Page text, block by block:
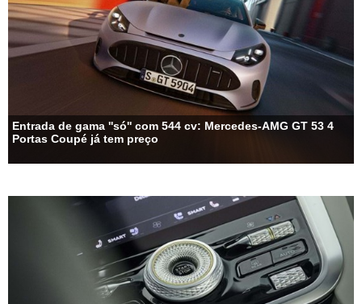
Entrada de gama ''só'' com 544 cv: Mercedes-AMG GT 53 4
Portas Coupé já tem preço